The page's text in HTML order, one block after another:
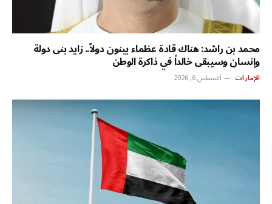
محمد بن راشد: هناك قادة عظماء يبنون دولاً.. زايد بنى دولة
وإنسان وسيبقى خالداً في ذاكرة الوطن
الإمارات أغسطس 6, 2026